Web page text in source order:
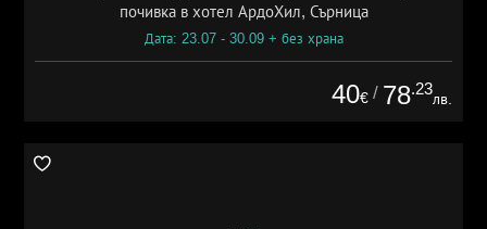
почивка в хотел АрдоХил, Сърница
Дата: 23.07 - 30.09 + без храна
40€ / 78.23
лв.